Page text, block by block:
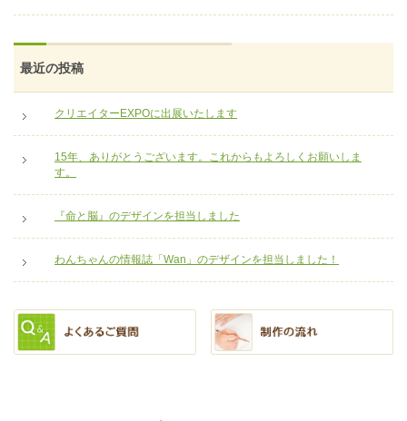
最近の投稿
クリエイターEXPOに出展いたします
15年、ありがとうございます。これからもよろしくお願いしま
す。
『命と脳』のデザインを担当しました
わんちゃんの情報誌「Wan」のデザインを担当しました！